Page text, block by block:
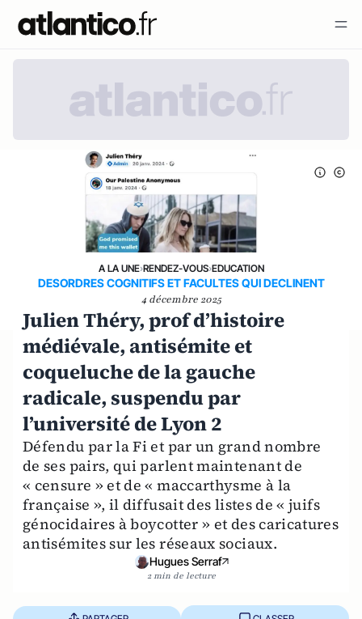
A LA UNE›RENDEZ-VOUS›EDUCATION
DESORDRES COGNITIFS ET FACULTES QUI DECLINENT
4 décembre 2025
Julien Théry, prof d’histoire
médiévale, antisémite et
coqueluche de la gauche
radicale, suspendu par
l’université de Lyon 2
Défendu par la Fi et par un grand nombre
de ses pairs, qui parlent maintenant de
« censure » et de « maccarthysme à la
française », il diffusait des listes de « juifs
génocidaires à boycotter » et des caricatures
antisémites sur les réseaux sociaux.
Hugues Serraf
2 min de lecture